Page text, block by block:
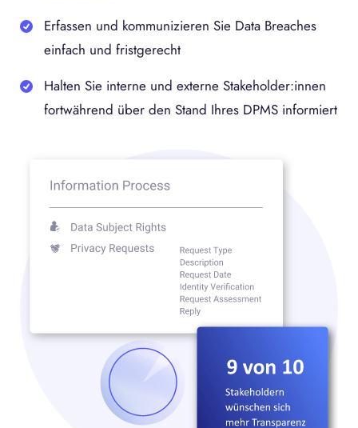
Erfassen und kommunizieren Sie Data Breaches
einfach und fristgerecht
Halten Sie interne und externe Stakeholder:innen
fortwährend über den Stand Ihres DPMS informiert